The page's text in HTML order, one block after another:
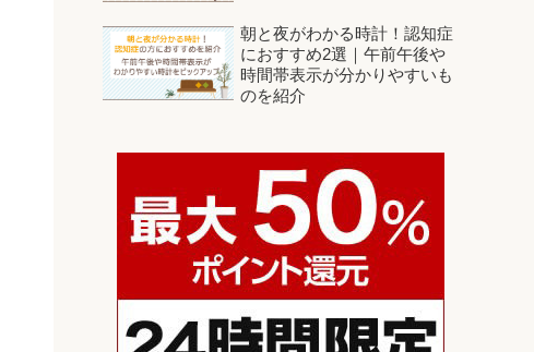
朝と夜がわかる時計！認知症
におすすめ2選｜午前午後や
時間帯表示が分かりやすいも
のを紹介